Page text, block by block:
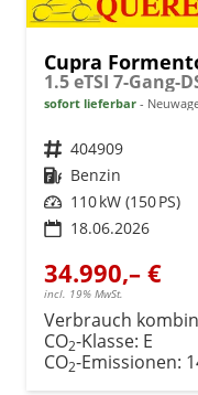
Cupra
1.5 eTSI 7-Gang-
sofort lieferbar
Fahrzeugnr. 404909
Kraftstoff Benzin
Leistung 110 kW (150 PS)
18.06.2026
34.990,– €
incl. 19% MwSt.
Verbrauch
CO2-Klasse: E
CO2-Emissionen: